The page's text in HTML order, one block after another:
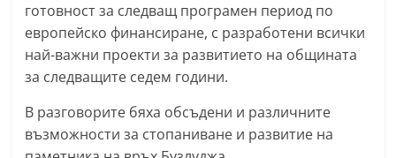
k
a
z
l
готовност за следващ програмен период по
европейско финансиране, с разработени всички
най-важни проекти за развитието на общината
за следващите седем години.
В разговорите бяха обсъдени и различните
възможности за стопаниване и развитие на